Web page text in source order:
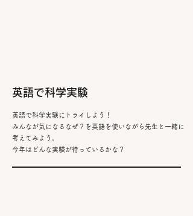
​英語で科学実験
英語で科学実験にトライしよう！
みんなが気になるなぜ？を英語を使いながら先生と一緒に
考えてみよう。
​今年はどんな実験が待っているかな？